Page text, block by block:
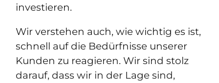
investieren.
Wir verstehen auch, wie wichtig es ist,
schnell auf die Bedürfnisse unserer
Kunden zu reagieren. Wir sind stolz
darauf, dass wir in der Lage sind,